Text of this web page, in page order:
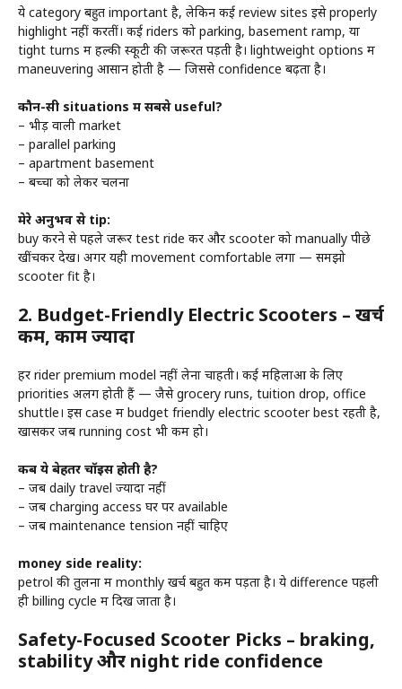
ये category बहुत important है, लेकिन कई review sites इसे properly
highlight नहीं करतीं। कई riders को parking, basement ramp, या
tight turns में हल्की स्कूटी की जरूरत पड़ती है। lightweight options में
maneuvering आसान होती है — जिससे confidence बढ़ता है।
कौन-सी situations में सबसे useful?
– भीड़ वाली market
– parallel parking
– apartment basement
– बच्चों को लेकर चलना
मेरे अनुभव से tip:
buy करने से पहले जरूर test ride करें और scooter को manually पीछे
खींचकर देखें। अगर यही movement comfortable लगा — समझो
scooter fit है।
2. Budget-Friendly Electric Scooters – खर्च
कम, काम ज्यादा
हर rider premium model नहीं लेना चाहती। कई महिलाओं के लिए
priorities अलग होती हैं — जैसे grocery runs, tuition drop, office
shuttle। इस case में budget friendly electric scooter best रहती है,
खासकर जब running cost भी कम हो।
कब ये बेहतर चॉइस होती है?
– जब daily travel ज्यादा नहीं
– जब charging access घर पर available
– जब maintenance tension नहीं चाहिए
money side reality:
petrol की तुलना में monthly खर्च बहुत कम पड़ता है। ये difference पहली
ही billing cycle में दिख जाता है।
Safety-Focused Scooter Picks – braking,
stability और night ride confidence